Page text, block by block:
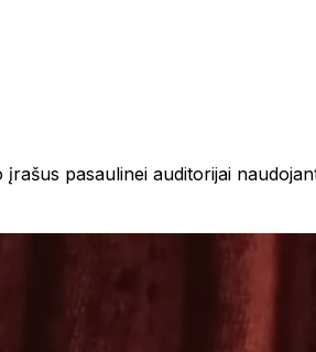
pasaulinei auditorijai